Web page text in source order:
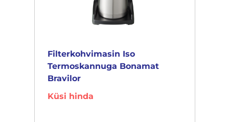
Filterkohvimasin Iso
Termoskannuga Bonamat
Bravilor
Küsi hinda